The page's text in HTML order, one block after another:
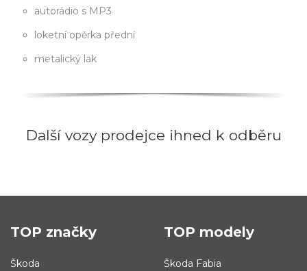
autorádio s MP3
loketní opěrka přední
metalický lak
Další vozy prodejce ihned k odběru
TOP značky
Škoda
TOP modely
Škoda Fabia